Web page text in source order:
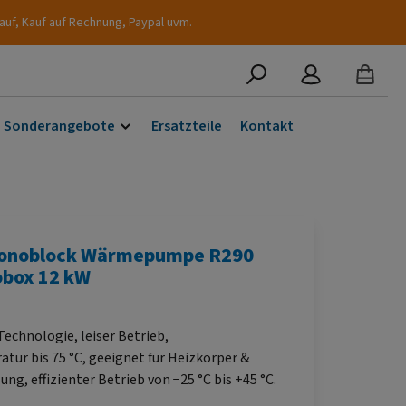
Kauf auf Rechnung, Paypal uvm.
Sonderangebote Ersatzteile Kontakt
Wärmepumpe R290
12 kW
leiser Betrieb,
bis 75 °C, geeignet für Heizkörper &
effizienter Betrieb von −25 °C bis +45 °C.